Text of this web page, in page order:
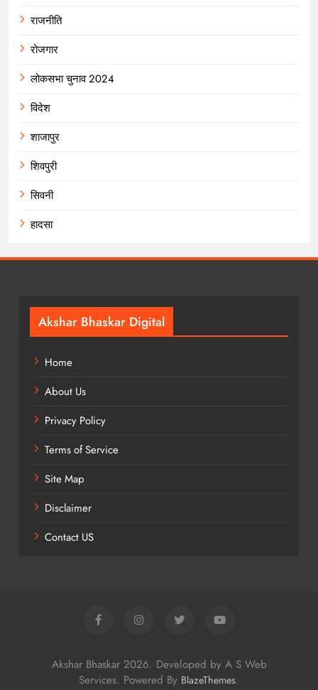
राजनीति
रोजगार
लोकसभा चुनाव 2024
विदेश
शाजापुर
शिवपुरी
सिवनी
हादसा
Akshar Bhaskar Digital
Home
About Us
Privacy Policy
Terms of Service
Site Map
Disclaimer
Contact US
Akshar Bhaskar 2026. Developed by A S Web
Services. Powered By BlazeThemes.